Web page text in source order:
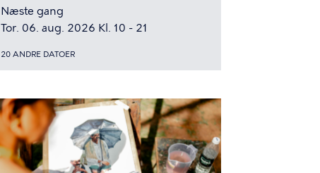
Næste gang
Tor. 06. aug. 2026 Kl. 10 - 21
20 ANDRE DATOER